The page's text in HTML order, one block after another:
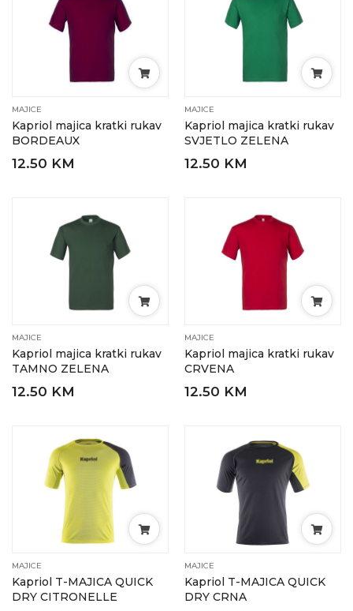
MAJICE
Kapriol majica kratki rukav
BORDEAUX
12.50 KM
MAJICE
Kapriol majica kratki rukav
SVJETLO ZELENA
12.50 KM
MAJICE
Kapriol majica kratki rukav
TAMNO ZELENA
12.50 KM
MAJICE
Kapriol majica kratki rukav
CRVENA
12.50 KM
MAJICE
Kapriol T-MAJICA QUICK
DRY CITRONELLE
MAJICE
Kapriol T-MAJICA QUICK
DRY CRNA